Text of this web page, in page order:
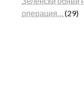
операция…
(29)